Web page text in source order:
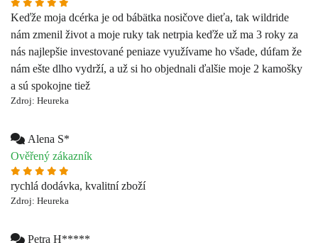
Alena S*
Ověřený zákazník
rychlá dodávka, kvalitní zboží
Zdroj: Heureka
Petra H*****
Ověřený zákazník
Je perfektní v okamžik, kdy bolí nožičky nebo pláče protože bolí
zoubky a chce být u maminky. Já pak nemám ruce vytahané jako
Zdroj: Heureka